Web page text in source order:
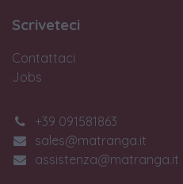
Scriveteci
Contattaci
Jobs
+39 091581863
sales@matranga.it
assistenza@matranga.it